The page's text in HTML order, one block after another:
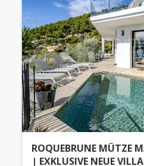
ROQUEBRUNE MÜTZE
| EXKLUSIVE NEUE VILLA